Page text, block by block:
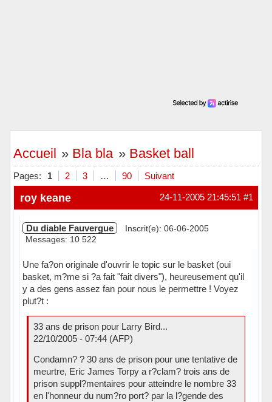
Accueil » Bla bla » Basket ball
Pages: 1 2 3 … 90 Suivant
#1
24-11-2005 21:45:51
roy keane
Du diable Fauvergue
Inscrit(e): 06-06-2005
Messages: 10 522
Une fa?on originale d'ouvrir le topic sur le basket (oui
basket, m?me si ?a fait "fait divers"), heureusement qu'il
y a des gens assez fan pour nous le permettre ! Voyez
plut?t :
33 ans de prison pour Larry Bird...
22/10/2005 - 07:44 (AFP)
Condamn? ? 30 ans de prison pour une tentative de
meurtre, Eric James Torpy a r?clam? trois ans de
prison suppl?mentaires pour atteindre le nombre 33
en l'honneur du num?ro port? par la l?gende des